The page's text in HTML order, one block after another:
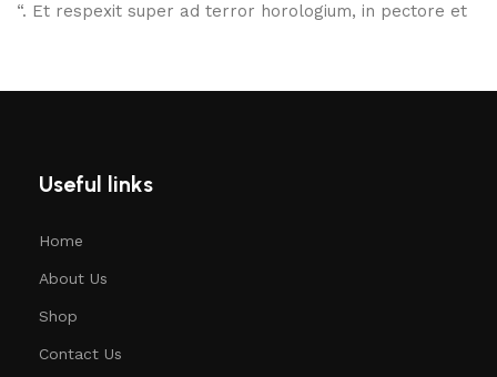
“. Et respexit super ad terror horologium, in pectore et
Useful links
Home
About Us
Shop
Contact Us